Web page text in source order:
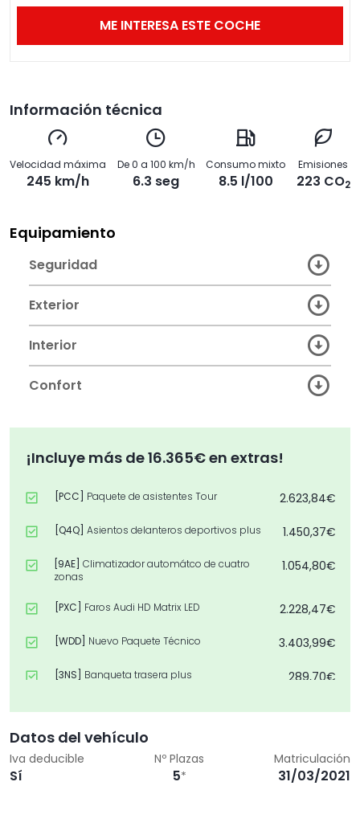
ME INTERESA ESTE COCHE
Información técnica
Velocidad máxima
245 km/h
De 0 a 100 km/h
6.3 seg
Consumo mixto
8.5 l/100
Emisiones
223 CO2
Equipamiento
Seguridad
Exterior
Interior
Confort
¡Incluye más de 16.365€ en extras!
[PCC] Paquete de asistentes Tour 2.623,84€
[Q4Q] Asientos delanteros deportivos plus 1.450,37€
[9AE] Climatizador automátco de cuatro
zonas
1.054,80€
[PXC] Faros Audi HD Matrix LED 2.228,47€
[WDD] Nuevo Paquete Técnico 3.403,99€
[3NS] Banqueta trasera plus 289,70€
290,07€
[PV6]
Asientos delanteros eléctricos con función
memoria para ambos
712,00€
Datos del vehículo
Iva deducible
Sí
Nº Plazas
5*
Matriculación
31/03/2021